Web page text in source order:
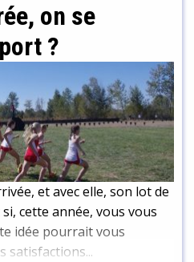
on se
?
et avec elle, son lot de
cette année, vous vous
idée pourrait vous
satisfactions...